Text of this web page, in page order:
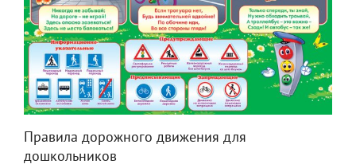
Правила дорожного движения для
дошкольников